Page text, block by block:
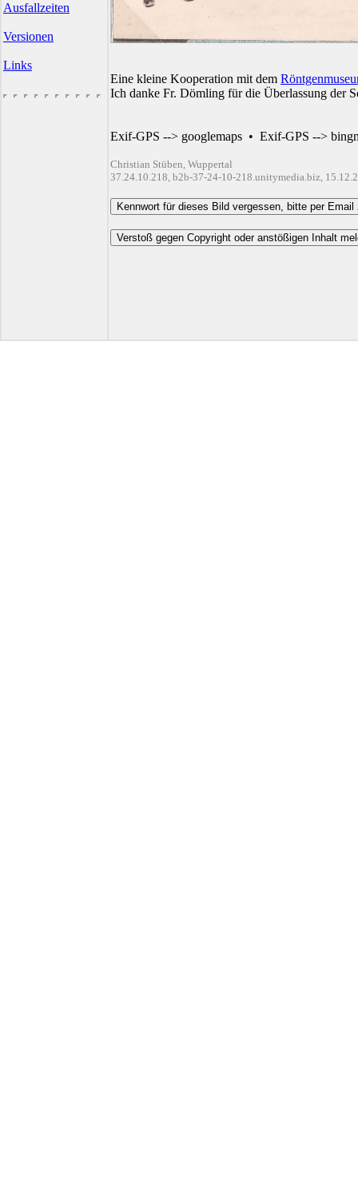
Ausfallzeiten
Versionen
Links
Eine kleine Kooperation mit dem
Ich danke Fr. Dömling für die Überlassung der
Exif-GPS --> googlemaps • Exif-GPS -->
Christian Stüben, Wuppertal
37.24.10.218, b2b-37-24-10-218.unitymedia.biz,